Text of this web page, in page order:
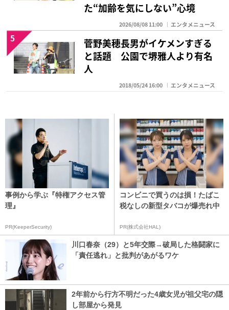
た“加齢を気にしない”心境
2026/08/08 11:00 エンタメニュース
菅野美穂長男がイケメンすぎる
と話題 公園で堺雅人より有名
人
2018/05/24 16:00 エンタメニュース
5
事例から学ぶ『特権アクセス管
理』
PR(KeeperSecurity)
コンビニで買うのは損！たばこ
税なしの新型タバコが爆売れ中
PR(株式会社HAL)
川口春奈（29）と5年交際→破局した格闘家に
「責任逃れ」と批判があがるワケ
2年前から行方不明だった4歳女児が祖父宅の隠
し部屋から発見